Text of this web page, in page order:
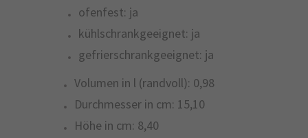
ofenfest: ja
kühlschrankgeeignet: ja
gefrierschrankgeeignet: ja
Volumen in l (randvoll): 0,98
Durchmesser in cm: 15,10
Höhe in cm: 8,40